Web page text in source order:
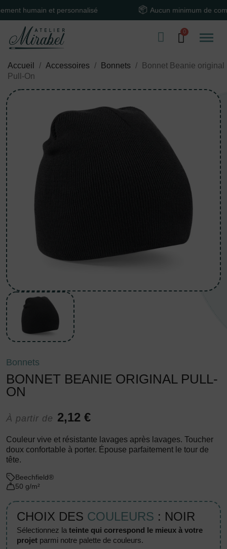
et personnalisé Aucun minimum de
Accueil Accessoires Bonnets
Bonnet Beanie original
Pull-On
Bonnets
BONNET BEANIE ORIGINAL PULL-
ON
À partir de 2,12 €
Couleur vive et résistante lavages après lavages. Toucher
doux confortable à porter. Épouse parfaitement le tour de
tête.
Beechfield®
50 g/m²
CHOIX DES COULEURS : NOIR
sélectionnez lateinte qui correspond le mieux à votre
projet parmi notre palette de couleurs.